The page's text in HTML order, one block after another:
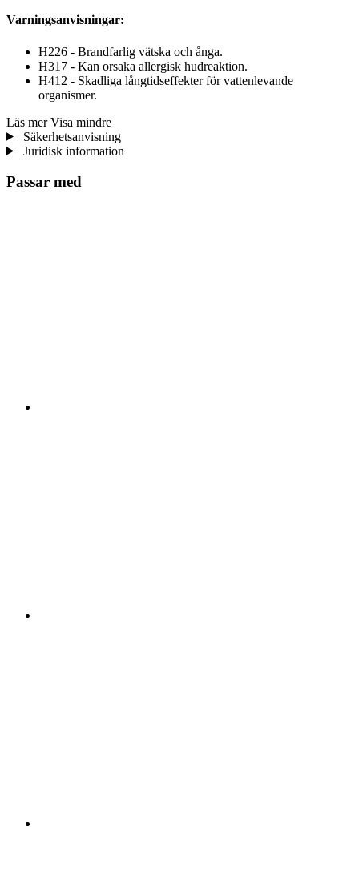
Varningsanvisningar:
H226 - Brandfarlig vätska och ånga.
H317 - Kan orsaka allergisk hudreaktion.
H412 - Skadliga långtidseffekter för vattenlevande
organismer.
Läs mer Visa mindre
Säkerhetsanvisning
Juridisk information
Passar med